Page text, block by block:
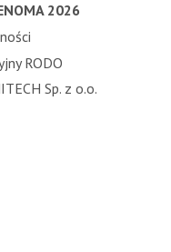
2026
RODO
Sp. z o.o.